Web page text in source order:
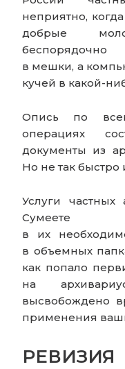
неприятно,
добрые
в мешки, а
кучей в какой-
Опись по
операциях
документы из
Но не так быстро
Услуги частных
Сумеете
в их
в объемных
как попало
на
высвобождено
применения
РЕВИЗИЯ